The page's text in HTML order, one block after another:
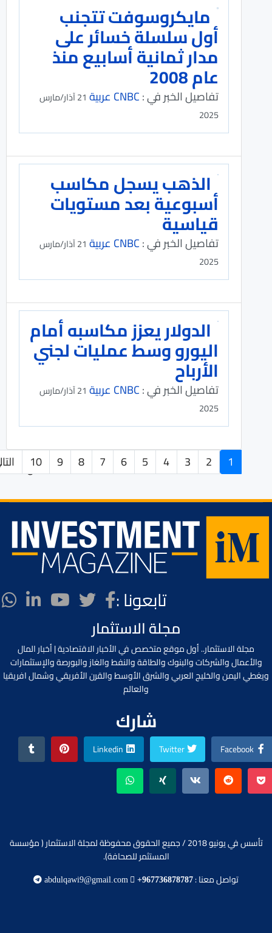
مايكروسوفت تتجنب
أول سلسلة خسائر على
مدار ثمانية أسابيع منذ
عام 2008
تفاصيل الخبر في :CNBC عربية
21 آذار/مارس
2025
الذهب يسجل مكاسب
أسبوعية بعد مستويات
قياسية
تفاصيل الخبر في :CNBC عربية
21 آذار/مارس
2025
الدولار يعزز مكاسبه أمام
اليورو وسط عمليات لجني
الأرباح
تفاصيل الخبر في :CNBC عربية
21 آذار/مارس
2025
الصفحة 1 من 205 1
2
3
4
5
6
7
8
9
10
تابعونا :
مجلة الاستثمار
مجلة الاستثمار.. أول موقع متخصص في الأخبار الاقتصادية | أخبار المال
والأعمال والشركات والبنوك والطاقة والنفط والغاز والبورصة والإستثمارات
ويغطي اليمن والخليج العربي والشرق الأوسط والقرن الأفريقي وشمال افريقيا
والعالم
شارك
Facebook
Twitter
Linkedin
تأسس في يونيو 2018 / جميع الحقوق محفوظة لمجلة الاستثمار ( مؤسسة
المستثمر للصحافة).
تواصل معنا : +967736878787
abdulqawi9@gmail.com